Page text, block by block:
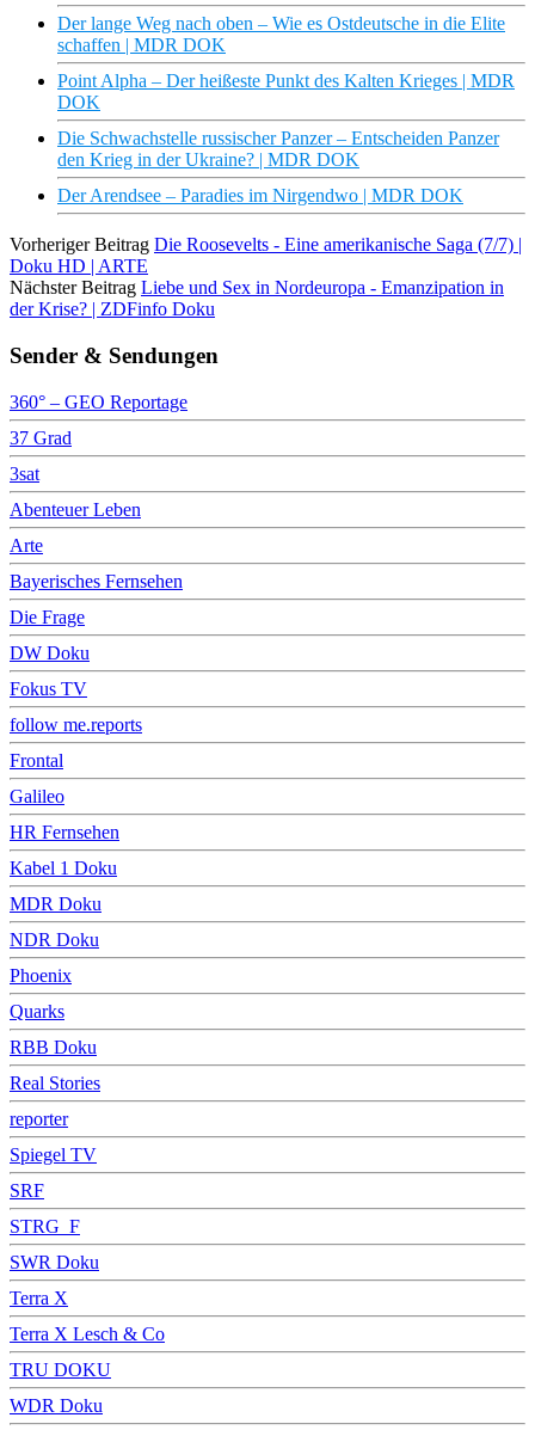
Der lange Weg nach oben – Wie es Ostdeutsche in die Elite
schaffen | MDR DOK
Point Alpha – Der heißeste Punkt des Kalten Krieges | MDR
DOK
Die Schwachstelle russischer Panzer – Entscheiden Panzer
den Krieg in der Ukraine? | MDR DOK
Der Arendsee – Paradies im Nirgendwo | MDR DOK
Vorheriger Beitrag Die Roosevelts - Eine amerikanische Saga (7/7) |
Doku HD | ARTE
Nächster Beitrag Liebe und Sex in Nordeuropa - Emanzipation in
der Krise? | ZDFinfo Doku
Sender & Sendungen
360° – GEO Reportage
37 Grad
3sat
Abenteuer Leben
Arte
Bayerisches Fernsehen
Die Frage
DW Doku
Fokus TV
follow me.reports
Frontal
Galileo
HR Fernsehen
Kabel 1 Doku
MDR Doku
NDR Doku
Phoenix
Quarks
RBB Doku
Real Stories
reporter
Spiegel TV
SRF
STRG_F
SWR Doku
Terra X
Terra X Lesch & Co
TRU DOKU
WDR Doku